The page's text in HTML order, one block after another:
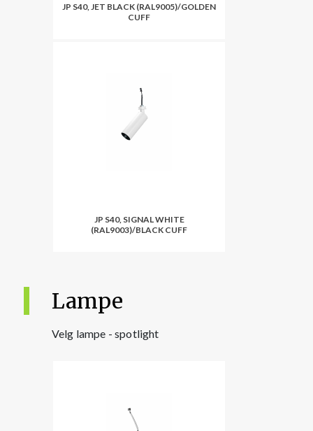
JP S40, JET BLACK (RAL9005)/GOLDEN
CUFF
JP S40, SIGNAL WHITE
(RAL9003)/BLACK CUFF
Lampe
Velg lampe - spotlight